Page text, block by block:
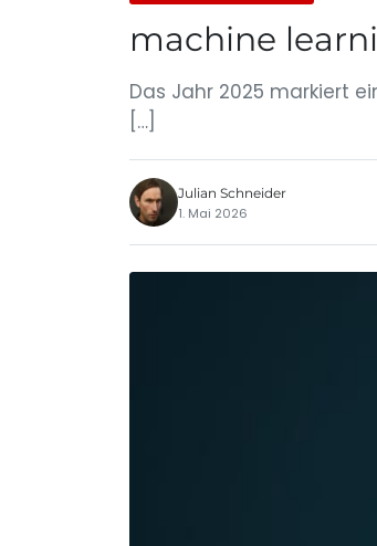
machine
Das Jahr 2025 markiert
[…]
Julian Schneider
1. Mai 2026